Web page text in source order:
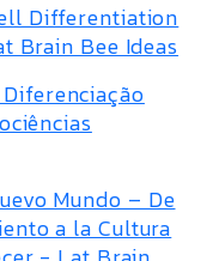
Differentiation
Brain Bee Ideas
Mundo – De
a la Cultura